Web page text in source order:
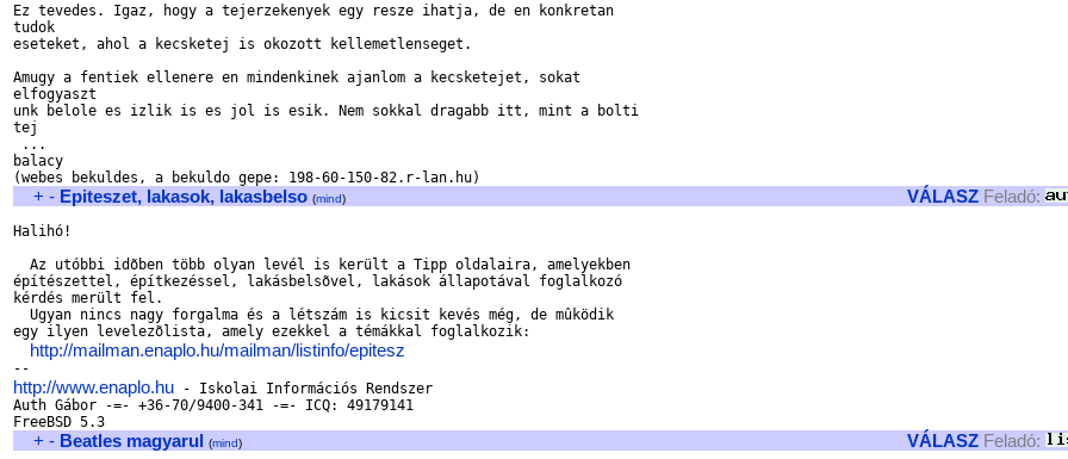
Ez tevedes. Igaz, hogy a tejerzekenyek egy resze ihatja, de en konkretan
tudok
eseteket, ahol a kecsketej is okozott kellemetlenseget.
Amugy a fentiek ellenere en mindenkinek ajanlom a kecsketejet, sokat
elfogyaszt
unk belole es izlik is es jol is esik. Nem sokkal dragabb itt, mint a bolti
tej
...
balacy
+ - Epiteszet, lakasok, lakasbelso (mind) VÁLASZ Feladó:
Halihó!
  Az utóbbi idõben több olyan levél is került a Tipp oldalaira, amelyekben
építészettel, építkezéssel, lakásbelsõvel, lakások állapotával foglalkozó
kérdés merült fel.
  Ugyan nincs nagy forgalma és a létszám is kicsit kevés még, de mûködik
egy ilyen levelezõlista, amely ezekkel a témákkal foglalkozik:
http://mailman.enaplo.hu/mailman/listinfo/epitesz
http://www.enaplo.hu - Iskolai Információs Rendszer
Auth Gábor -=- +36-70/9400-341 -=- ICQ: 49179141
+ - Beatles magyarul (mind) VÁLASZ Feladó: